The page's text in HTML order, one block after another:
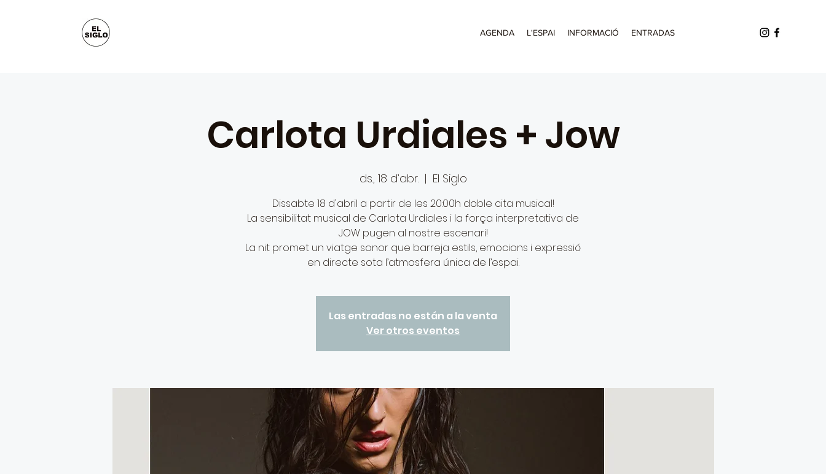
AGENDA L'ESPAI INFORMACIÓ ENTRADAS
Carlota Urdiales + Jow
ds., 18 d’abr.
  |
El Siglo
Dissabte 18 d'abril a partir de les 20:00h doble cita musical!
La sensibilitat musical de Carlota Urdiales i la força interpretativa de
JOW pugen al nostre escenari!
La nit promet un viatge sonor que barreja estils, emocions i expressió
en directe sota l’atmosfera única de l’espai.
Las entradas no están a la venta
Ver otros eventos